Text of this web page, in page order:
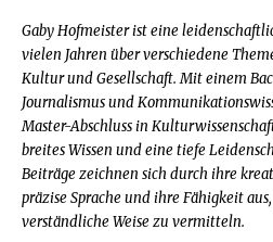
Gaby Hofmeister ist eine
vielen Jahren über verschiedene
Kultur und Gesellschaft. Mit einem
Journalismus und
Master-Abschluss in
breites Wissen und eine tiefe
Beiträge zeichnen sich durch ihre
präzise Sprache und ihre Fähigkeit
verständliche Weise zu vermitteln.